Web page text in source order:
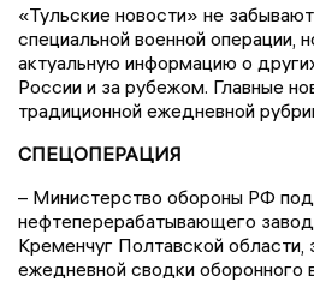
«Тульские новости» не
специальной военной операции,
актуальную информацию о
России и за рубежом. Главные
традиционной ежедневной
СПЕЦОПЕРАЦИЯ
– Министерство обороны РФ
нефтеперерабатывающего
Кременчуг Полтавской области,
ежедневной сводки оборонного